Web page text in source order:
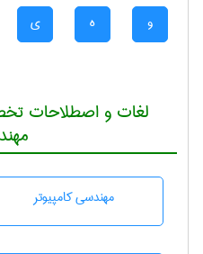
و ه ی
لغات و اصطلاحات
مهندسی كامپيوتر